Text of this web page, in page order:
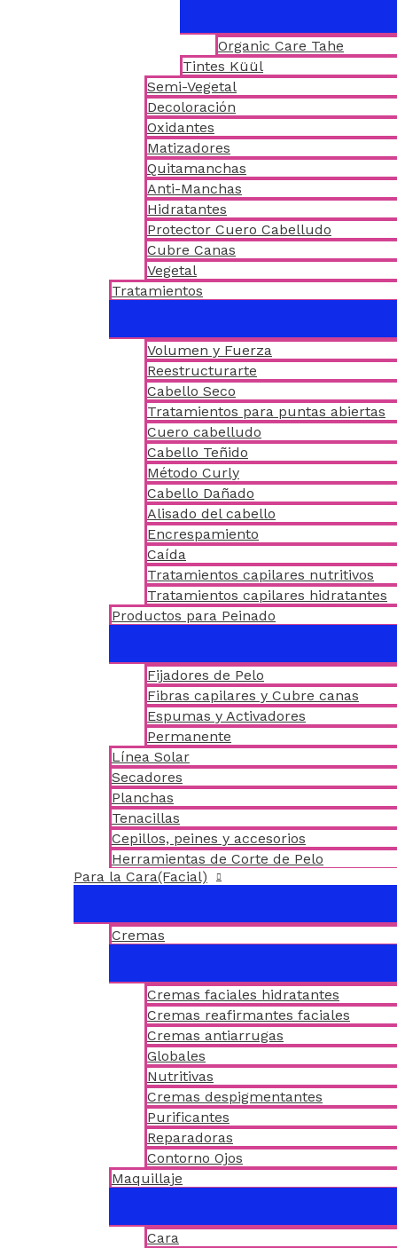
Organic Care Tahe
Tintes Küül
Semi-Vegetal
Decoloración
Oxidantes
Matizadores
Quitamanchas
Anti-Manchas
Hidratantes
Protector Cuero Cabelludo
Cubre Canas
Vegetal
Tratamientos
Volumen y Fuerza
Reestructurarte
Cabello Seco
Tratamientos para puntas abiertas
Cuero cabelludo
Cabello Teñido
Método Curly
Cabello Dañado
Alisado del cabello
Encrespamiento
Caída
Tratamientos capilares nutritivos
Tratamientos capilares hidratantes
Productos para Peinado
Fijadores de Pelo
Fibras capilares y Cubre canas
Espumas y Activadores
Permanente
Línea Solar
Secadores
Planchas
Tenacillas
Cepillos, peines y accesorios
Herramientas de Corte de Pelo
Para la Cara(Facial)
Cremas
Cremas faciales hidratantes
Cremas reafirmantes faciales
Cremas antiarrugas
Globales
Nutritivas
Cremas despigmentantes
Purificantes
Reparadoras
Contorno Ojos
Maquillaje
Cara